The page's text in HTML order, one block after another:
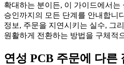
확대하는 분이든, 이 가이드에서는
승인까지의 모든 단계를 안내합니
정보, 주문을 지연시키는 실수, 그
원활하게 전환하는 방법을 구체적
연성 PCB 주문에 다른